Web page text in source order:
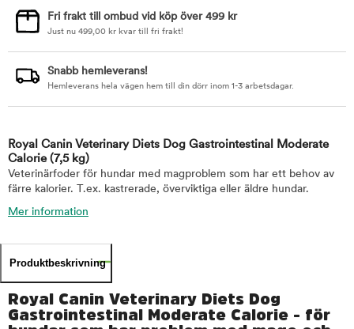
Fri frakt till ombud vid köp över 499 kr
Just nu 499,00 kr kvar till fri frakt!
Snabb hemleverans!
Hemleverans hela vägen hem till din dörr inom 1-3 arbetsdagar.
Royal Canin Veterinary Diets Dog Gastrointestinal Moderate
Calorie (7,5 kg)
Veterinärfoder för hundar med magproblem som har ett behov av
färre kalorier. T.ex. kastrerade, överviktiga eller äldre hundar.
Mer information
Produktbeskrivning
Royal Canin Veterinary Diets Dog
Gastrointestinal Moderate Calorie - för